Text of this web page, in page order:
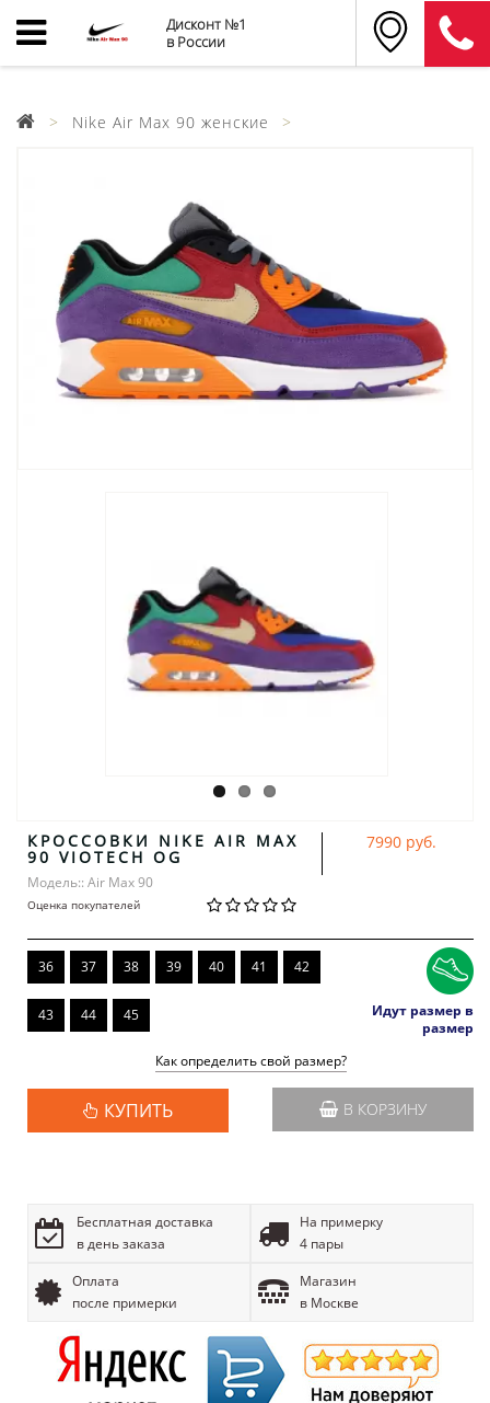
Дисконт №1
в России
Nike Air Max 90 женские
КРОССОВКИ NIKE AIR MAX
90 VIOTECH OG
Модель:: Air Max 90
Оценка покупателей
7990 руб.
36 37 38 39 40 41 42
43 44 45
Идут размер в
размер
Как определить свой размер?
КУПИТЬ В КОРЗИНУ
Бесплатная доставка
в день заказа
На примерку
4 пары
Оплата
после примерки
Магазин
в Москве